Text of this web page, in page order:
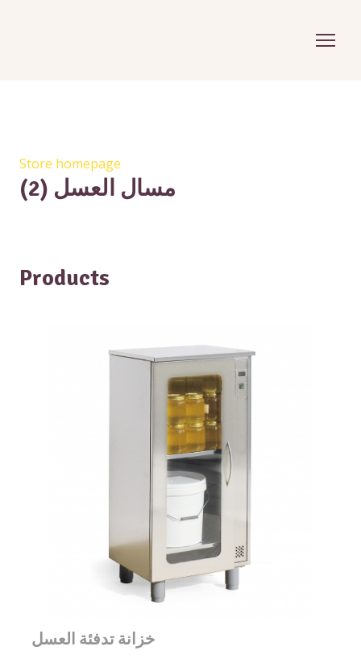
Store homepage
مسال العسل (2)
Products
خزانة تدفئة العسل